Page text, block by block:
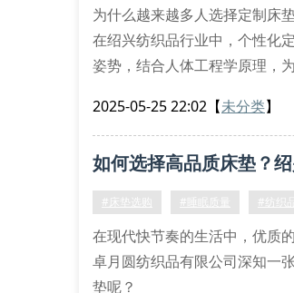
为什么越来越多人选择定制床
在绍兴纺织品行业中，个性化
姿势，结合人体工程学原理，
床垫材质的秘密档案
记忆棉层：自动适应体型曲线
独立弹簧组：分区支撑关键部
2025-05-25 22:02 【未分类】
如何选择高品质床垫？
#床垫选购 #睡眠质量 #纺织
在现代快节奏的生活中，优质
卓月圆纺织品有限公司深知一
垫呢？